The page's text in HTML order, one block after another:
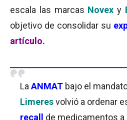
escala las marcas Novex y
objetivo de consolidar su
artículo.
La ANMAT bajo el
Limeresvolvió a ordenar
recall
de medicamentos a